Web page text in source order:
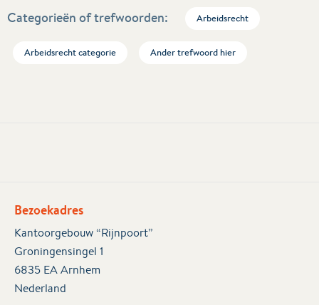
Categorieën of trefwoorden: Arbeidsrecht
Arbeidsrecht categorie Ander trefwoord hier
Bezoekadres
Kantoorgebouw “Rijnpoort”
Groningensingel 1
6835 EA Arnhem
Nederland